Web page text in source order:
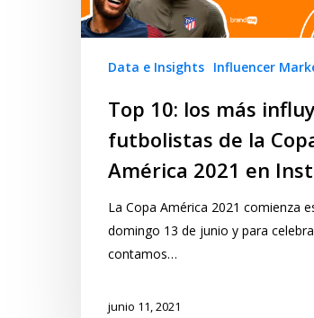
Data e Insights Influencer
Top 10: los más
futbolistas de la
América 2021 en
La Copa América 2021 comienza
domingo 13 de junio y para
contamos…
junio 11, 2021